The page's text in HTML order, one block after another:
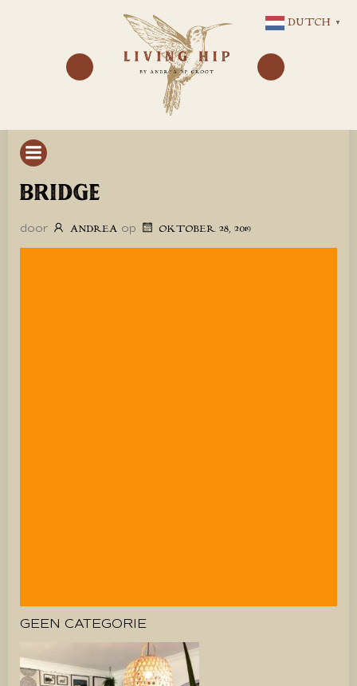
NAAR
DE
INHOUD
BRIDGE
door ANDREA op OKTOBER 28, 2019
GEEN CATEGORIE
DUTCH ▼